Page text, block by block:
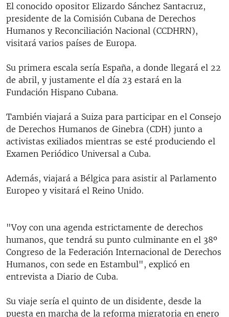
LA INVASIÓN DE RUSIA A UCRANIA
El conocido opositor Elizardo Sánchez Santacruz,
presidente de la Comisión Cubana de Derechos
Humanos y Reconciliación Nacional (CCDHRN),
visitará varios países de Europa.
Su primera escala sería España, a donde llegará el 22
de abril, y justamente el día 23 estará en la
Fundación Hispano Cubana.
También viajará a Suiza para participar en el Consejo
de Derechos Humanos de Ginebra (CDH) junto a
activistas exiliados mientras se esté produciendo el
Examen Periódico Universal a Cuba.
Además, viajará a Bélgica para asistir al Parlamento
Europeo y visitará el Reino Unido.
"Voy con una agenda estrictamente de derechos
humanos, que tendrá su punto culminante en el 38º
Congreso de la Federación Internacional de Derechos
Humanos, con sede en Estambul", explicó en
entrevista a Diario de Cuba.
Su viaje sería el quinto de un disidente, desde la
puesta en marcha de la reforma migratoria en enero